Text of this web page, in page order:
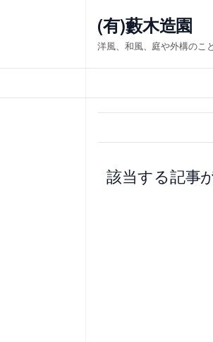
ス
キ
(有)藪木造園
洋風、和風、庭や外構のこ
該当する記事